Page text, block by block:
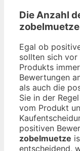
Die Anzahl
zobelmuetze
Egal ob
sollten sich vor
Produkts
Bewertungen
als auch die
Sie in der
vom Produkt
positiven
zobelmuetze
entscheidend,